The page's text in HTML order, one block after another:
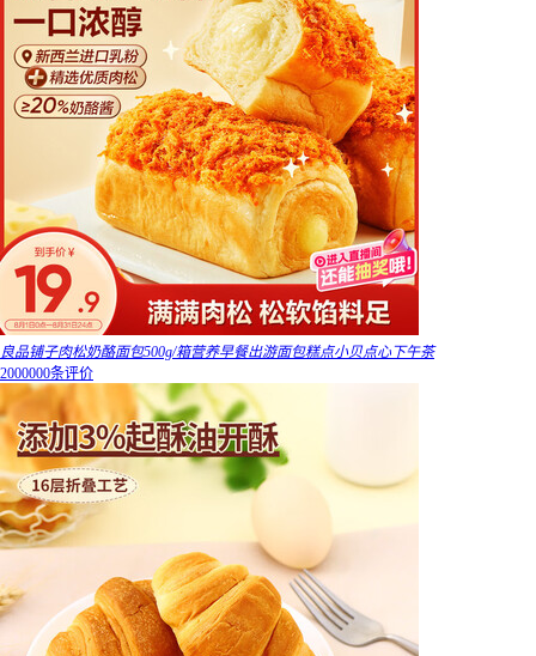
良品铺子肉松奶酪面包500g/箱营养早餐出游面包糕点小贝点心下午茶
2000000条评价